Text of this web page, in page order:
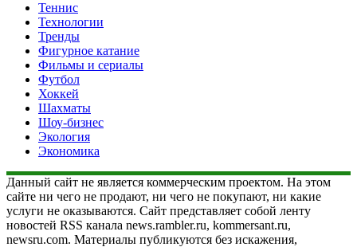
Теннис
Технологии
Тренды
Фигурное катание
Фильмы и сериалы
Футбол
Хоккей
Шахматы
Шоу-бизнес
Экология
Экономика
Данный сайт не является коммерческим проектом. На этом
сайте ни чего не продают, ни чего не покупают, ни какие
услуги не оказываются. Сайт представляет собой ленту
новостей RSS канала news.rambler.ru, kommersant.ru,
newsru.com. Материалы публикуются без искажения,